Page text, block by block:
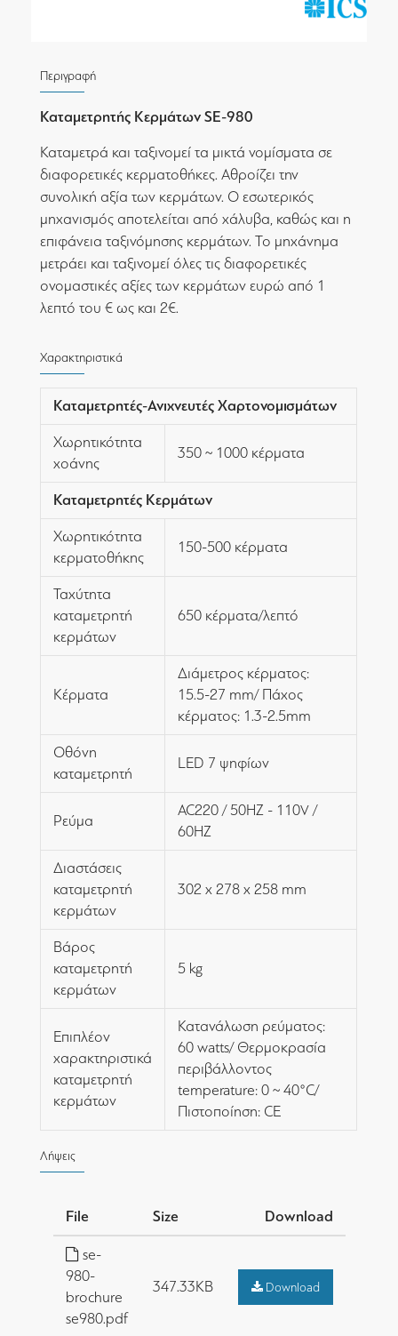
Περιγραφή
Καταμετρητής Κερμάτων SE-980
Καταμετρά και ταξινομεί τα μικτά νομίσματα σε
διαφορετικές κερματοθήκες. Αθροίζει την
συνολική αξία των κερμάτων. Ο εσωτερικός
μηχανισμός αποτελείται από χάλυβα, καθώς και η
επιφάνεια ταξινόμησης κερμάτων. Το μηχάνημα
μετράει και ταξινομεί όλες τις διαφορετικές
ονομαστικές αξίες των κερμάτων ευρώ από 1
λεπτό του € ως και 2€.
Χαρακτηριστικά
Καταμετρητές-Ανιχνευτές Χαρτονομισμάτων
Χωρητικότητα
χοάνης
350 ~ 1000 κέρματα
Καταμετρητές Κερμάτων
Χωρητικότητα
κερματοθήκης
150-500 κέρματα
Ταχύτητα
καταμετρητή
κερμάτων
650 κέρματα/λεπτό
Κέρματα
Διάμετρος κέρματος:
15.5-27 mm/ Πάχος
κέρματος: 1.3-2.5mm
Οθόνη
καταμετρητή
LED 7 ψηφίων
Ρεύμα
AC220 / 50HZ - 110V /
60HZ
Διαστάσεις
καταμετρητή
κερμάτων
302 x 278 x 258 mm
Βάρος
καταμετρητή
κερμάτων
5 kg
Επιπλέον
χαρακτηριστικά
καταμετρητή
κερμάτων
Κατανάλωση ρεύματος:
60 watts/ Θερμοκρασία
περιβάλλοντος
temperature: 0 ~ 40°C/
Πιστοποίηση: CE
Λήψεις
File Size Download
se-
980-
brochure
se980.pdf
347.33KB Download